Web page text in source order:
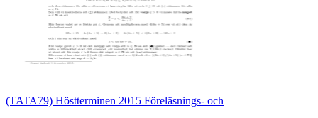
(TATA79) Höstterminen 2015 Föreläsnings- och